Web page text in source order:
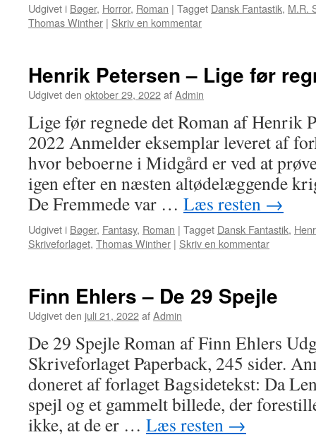
Udgivet i Bøger, Horror, Roman | Tagget Dansk Fantastik, M.R.
Thomas Winther | Skriv en kommentar
Henrik Petersen – Lige før
Udgivet den oktober 29, 2022afAdmin
Lige før regnede det Roman af Henrik
2022 Anmelder eksemplar leveret af
hvor beboerne i Midgård er ved at
igen efter en næsten altødelæggende
De Fremmede var … Læs resten →
Udgivet i Bøger, Fantasy, Roman | Tagget Dansk Fantastik,
Skriveforlaget, Thomas Winther | Skriv en kommentar
Finn Ehlers – De 29 Spejle
Udgivet den juli 21, 2022afAdmin
De 29 Spejle Roman af Finn Ehlers
Skriveforlaget Paperback, 245 sider.
doneret af forlaget Bagsidetekst: Da
spejl og et gammelt billede, der
ikke, at de er … Læs resten →